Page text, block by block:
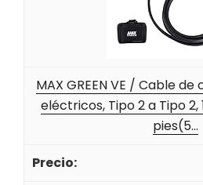
MAX GREEN VE / Cable
eléctricos, Tipo 2 a Tipo 2,
pies(5...